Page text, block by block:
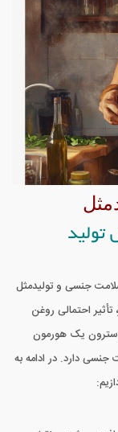
تولید
جنسی و تولیدمثل
احتمالی روغن
یک هورمون
دارد. در ادامه به